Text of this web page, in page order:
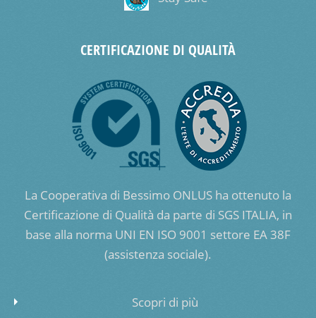
CERTIFICAZIONE DI QUALITÀ
La Cooperativa di Bessimo ONLUS ha ottenuto la
Certificazione di Qualità da parte di SGS ITALIA, in
base alla norma UNI EN ISO 9001 settore EA 38F
(assistenza sociale).
Scopri di più